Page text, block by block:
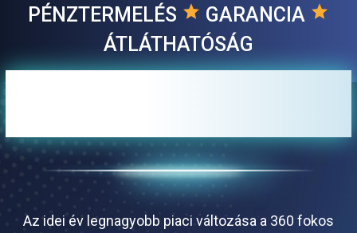
PÉNZTERMELÉS star GARANCIA star
ÁTLÁTHATÓSÁG
Az idei év legnagyobb piaci változása a 360 fokos